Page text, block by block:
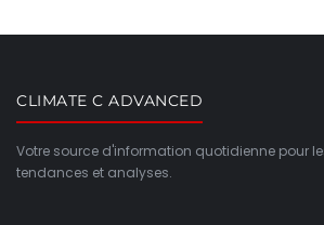
CLIMATE C ADVANCED
Votre source d'information quotidienne pour
tendances et analyses.